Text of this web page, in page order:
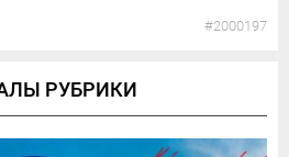
#2000197
РУБРИКИ